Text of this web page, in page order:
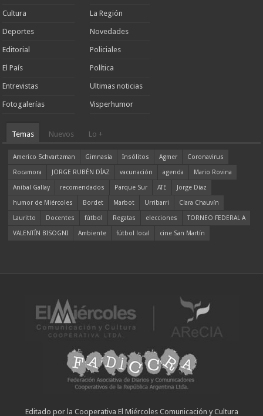
Cultura
Deportes
Editorial
El País
Entrevistas
Fotogalerías
La Región
Novedades
Policiales
Política
Ultimas noticias
Visperhumor
Temas Nuevos Lo +
Americo Schvartzman Gimnasia Insólitos Agmer
Coronavirus
Rocamora
JORGE RUBÉN DÍAZ vacunación agenda
Mario Rovina
Aníbal Gallay
recomendados Parque Sur ATE
Jorge Díaz
humor de Miércoles
Bordet Marbot Urribarri
Clara Chauvín
Lauritto
Docentes fútbol Regatas elecciones
TORNEO FEDERAL A
VALENTÍN BISOGNI
Ambiente fútbol local cine San Martín
Editado por la Cooperativa El Miércoles Comunicación y Cultura